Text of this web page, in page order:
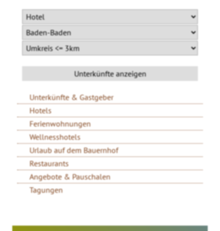
Unterkünfte & Gastgeber
Hotels
Ferienwohnungen
Wellnesshotels
Urlaub auf dem Bauernhof
Restaurants
Angebote & Pauschalen
Tagungen